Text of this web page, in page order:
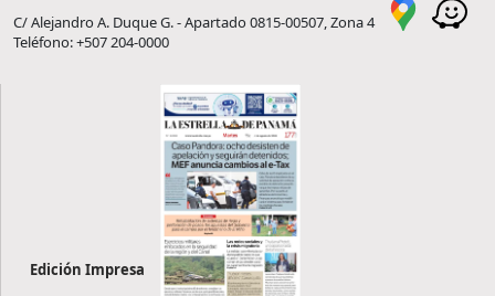
C/ Alejandro A. Duque G. - Apartado 0815-00507, Zona 4
Teléfono: +507 204-0000
Edición Impresa